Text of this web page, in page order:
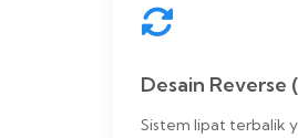
Desain Reverse
Sistem lipat terbalik